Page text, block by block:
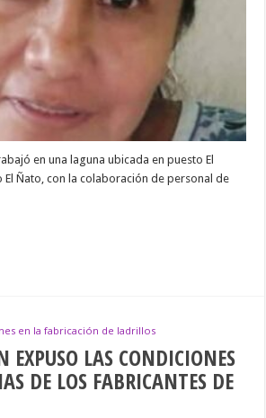
APARICIÓN
en una laguna ubicada en puesto El
El Ñato, con la colaboración de personal de
en la fabricación de ladrillos
EXPUSO LAS CONDICIONES
DE LOS FABRICANTES DE